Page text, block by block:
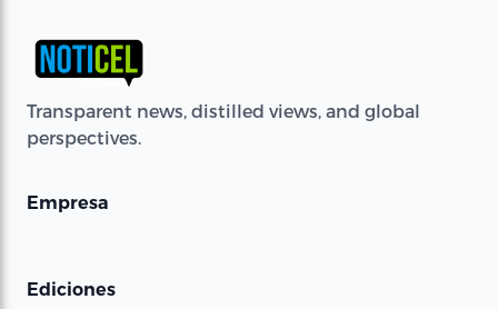
Transparent news, distilled views, and global
perspectives.
Empresa
Ediciones